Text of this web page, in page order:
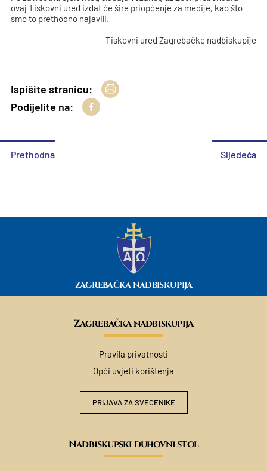
ovaj Tiskovni ured izdat će šire priopćenje za medije, kao što
smo to prethodno najavili.
Tiskovni ured Zagrebačke nadbiskupije
Ispišite stranicu:
Podijelite na:
Prethodna Sljedeća
ZAGREBAČKA NADBISKUPIJA
Zagrebačka nadbiskupija
Pravila privatnosti
Opći uvjeti korištenja
PRIJAVA ZA SVEĆENIKE
Nadbiskupski duhovni stol